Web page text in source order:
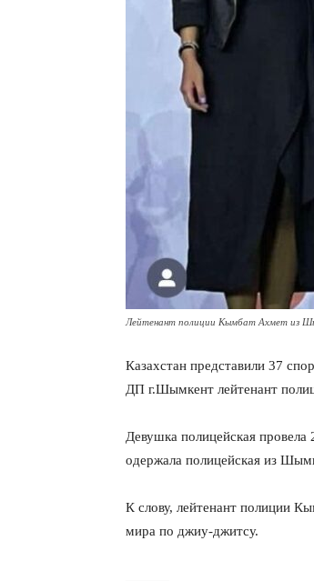
Лейтенант полиции Кымбат Ахмет из
Казахстан представили 37
ДП г.Шымкент лейтенант
Девушка полицейская провела
одержала полицейская из
К слову, лейтенант полиции
мира по джиу-джитсу.